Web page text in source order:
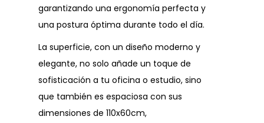
garantizando una ergonomía perfecta y
una postura óptima durante todo el día.
La superficie, con un diseño moderno y
elegante, no solo añade un toque de
sofisticación a tu oficina o estudio, sino
que también es espaciosa con sus
dimensiones de 110x60cm,